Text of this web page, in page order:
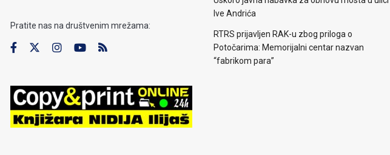
Pratite nas na društvenim mrežama:
Ive Andrića
RTRS prijavljen RAK-u zbog priloga o
Potočarima: Memorijalni centar nazvan
“fabrikom para”